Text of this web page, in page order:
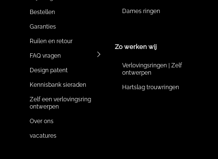
Bestellen
Garanties
Ruilen en retour
FAQ vragen
Design patent
Kennisbank sieraden
Zelf een verlovingsring
ontwerpen
Over ons
vacatures
Dames ringen
Zo werken wij
Verlovingsringen | Zelf
ontwerpen
Hartslag trouwringen